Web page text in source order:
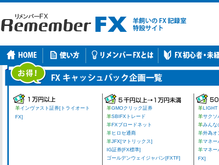
羊インヴァスト証券[トライオート
FX]
羊GMOクリック証券
羊SBIFXトレード
羊FXブロードネット
羊ヒロセ通商
羊JFX[マトリックス]
IG証券[FX標準]
ゴールデンウェイジャパン[FXTF]
羊LIGHT
羊サクソ
羊みんな
羊外為オ
羊マネー
羊マネー
FX]